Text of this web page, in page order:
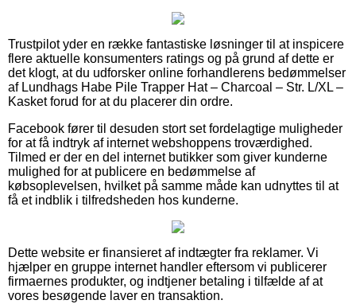
Trustpilot yder en række fantastiske løsninger til at inspicere
flere aktuelle konsumenters ratings og på grund af dette er
det klogt, at du udforsker online forhandlerens bedømmelser
af Lundhags Habe Pile Trapper Hat – Charcoal – Str. L/XL –
Kasket forud for at du placerer din ordre.
Facebook fører til desuden stort set fordelagtige muligheder
for at få indtryk af internet webshoppens troværdighed.
Tilmed er der en del internet butikker som giver kunderne
mulighed for at publicere en bedømmelse af
købsoplevelsen, hvilket på samme måde kan udnyttes til at
få et indblik i tilfredsheden hos kunderne.
Dette website er finansieret af indtægter fra reklamer. Vi
hjælper en gruppe internet handler eftersom vi publicerer
firmaernes produkter, og indtjener betaling i tilfælde af at
vores besøgende laver en transaktion.